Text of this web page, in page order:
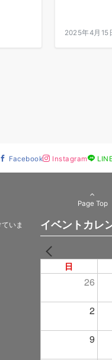
2025年4月15
Facebook Instagram
Page Top
いま
イベントカレ
日
26
2
9